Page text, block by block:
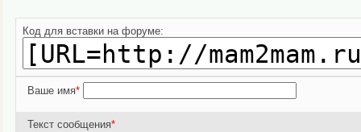
Код для вставки на форуме:
Ваше имя*
Текст сообщения*